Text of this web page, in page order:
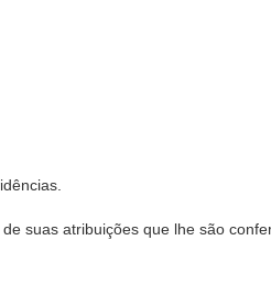
suas atribuições que lhe são